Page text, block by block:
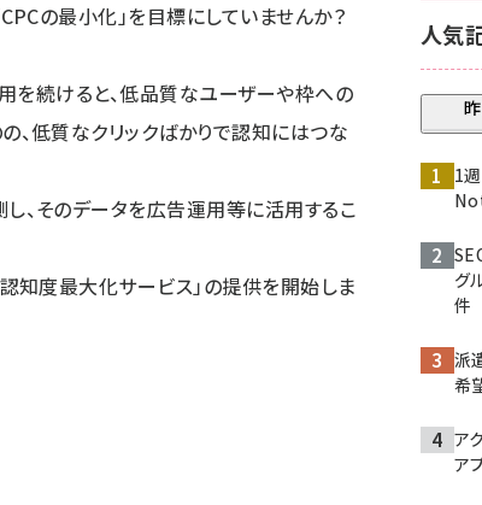
の最小化」を目標にしていませんか？
を続けると、低品質なユーザーや枠への
、低質なクリックばかりで認知にはつな
、そのデータを広告運用等に活用するこ
知度最大化サービス」の提供を開始しま
人気
1
グ
件
派
希
ア
ア